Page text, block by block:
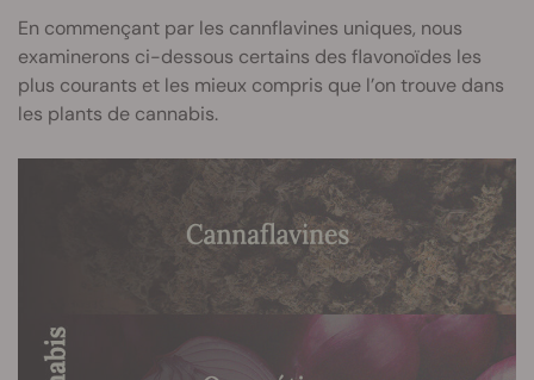
En commençant par les cannflavines uniques, nous
examinerons ci-dessous certains des flavonoïdes les
plus courants et les mieux compris que l’on trouve dans
les plants de cannabis.